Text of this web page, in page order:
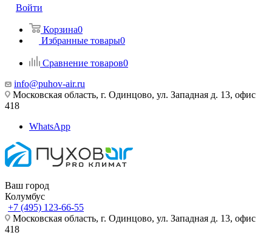
Войти
Корзина0
Избранные товары0
Сравнение товаров0
info@puhov-air.ru
Московская область, г. Одинцово, ул. Западная д. 13, офис
418
WhatsApp
Ваш город
Колумбус
+7 (495) 123-66-55
Московская область, г. Одинцово, ул. Западная д. 13, офис
418